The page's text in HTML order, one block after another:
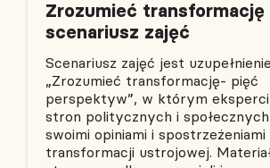
Zrozumieć transformację
scenariusz zajęć
Scenariusz zajęć jest
„Zrozumieć transformację- pięć
perspektyw”, w którym
stron politycznych i społecznych
swoimi opiniami i
transformacji ustrojowej.